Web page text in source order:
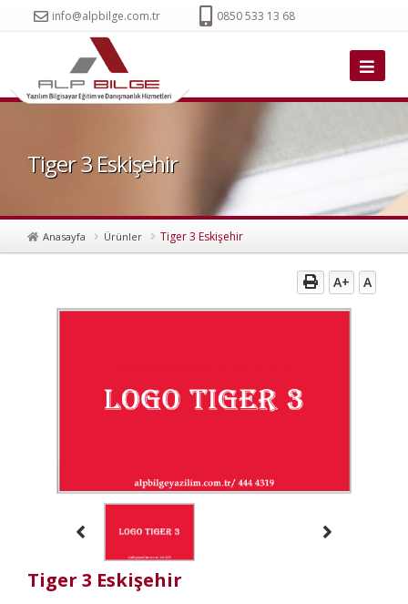
info@alpbilge.com.tr 0850 533 13 68
Tiger 3 Eskişehir
Anasayfa Ürünler Tiger 3 Eskişehir
A+ A
Tiger 3 Eskişehir